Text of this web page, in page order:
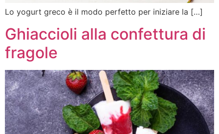
Lo yogurt greco è il modo perfetto per iniziare la […]
Ghiaccioli alla confettura di
fragole